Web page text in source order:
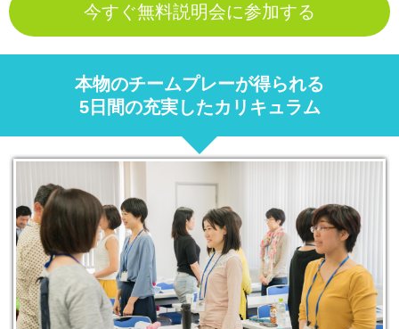
今すぐ無料説明会に参加する
本物のチームプレーが得られる
5日間の充実したカリキュラム